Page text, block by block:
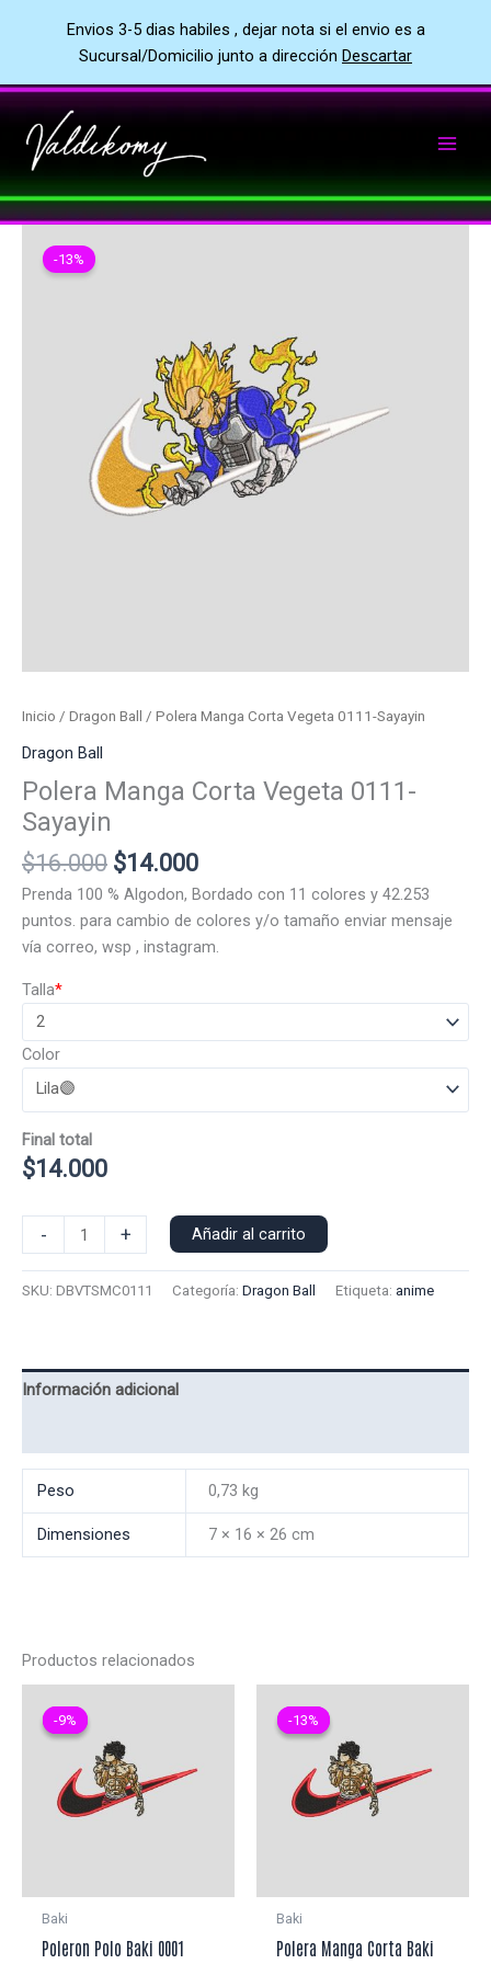
Envios 3-5 dias habiles , dejar nota si el envio es a
Sucursal/Domicilio junto a dirección Descartar
al
contenido
-13%
Inicio / Dragon Ball / Polera Manga Corta Vegeta 0111-Sayayin
Dragon Ball
Polera Manga Corta Vegeta 0111-
Sayayin
$16.000 El
precio
original
era:
$14.000El
precio
actual
es:
Prenda 100 % Algodon, Bordado con 11 colores y 42.253
puntos. para cambio de colores y/o tamaño enviar mensaje
vía correo, wsp , instagram.
*
Talla
Color
Final total
$14.000
-
Manga
cantidad
+ Añadir al carrito
SKU: DBVTSMC0111 Categoría: Dragon Ball Etiqueta: anime
Información adicional
Peso 0,73 kg
Dimensiones 7 × 16 × 26 cm
Productos relacionados
-9%
-9%
Baki
Poleron Polo Baki 0001
-13%
-13%
Baki
Polera Manga Corta Baki